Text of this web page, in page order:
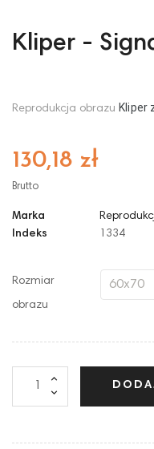
Kliper -
Reprodukcja obrazu Kliper
130,18 zł
Brutto
Marka
Indeks
1334
Rozmiar
obrazu